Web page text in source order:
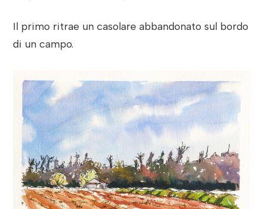
Il primo ritrae un casolare abbandonato sul bordo
di un campo.